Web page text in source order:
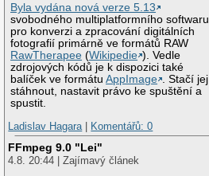
Byla vydána nová verze 5.13
svobodného multiplatformního softwaru
pro konverzi a zpracování digitálních
fotografií primárně ve formátů RAW
RawTherapee (Wikipedie ). Vedle
zdrojových kódů je k dispozici také
balíček ve formátuAppImage
. Stačí jej
stáhnout, nastavit právo ke spuštění a
spustit.
Ladislav Hagara| Komentářů: 0
FFmpeg 9.0 "Lei"
4.8. 20:44 | Zajímavý článek